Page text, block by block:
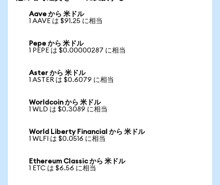
Aave から 米ドル
1 AAVE は $91.25 に相当
Pepe から 米ドル
1 PEPE は $0.00000287 に相当
Aster から 米ドル
1 ASTER は $0.6079 に相当
Worldcoin から 米ドル
1 WLD は $0.3089 に相当
World Liberty Financial から 米ドル
1 WLFI は $0.0516 に相当
Ethereum Classic から 米ドル
1 ETC は $6.56 に相当